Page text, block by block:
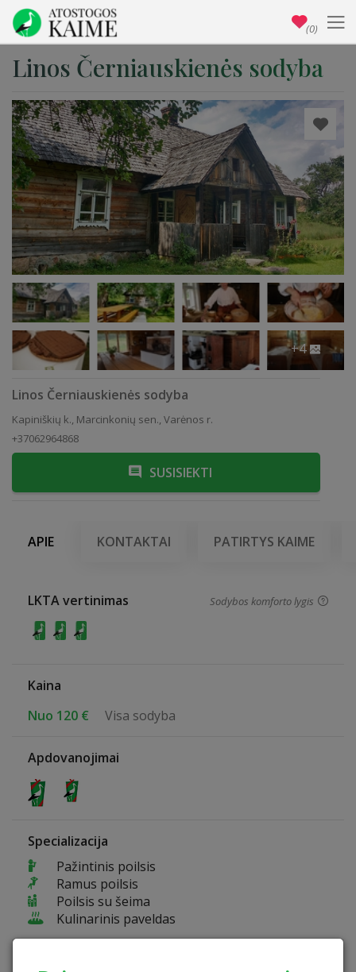
Linos Černiauskienės sodyba
+4
Linos Černiauskienės sodyba
Kapiniškių k., Marcinkonių sen., Varėnos r.
+37062964868
SUSISIEKTI
APIE KONTAKTAI PATIRTYS KAIME
LKTA vertinimas Sodybos komforto lygis
Kaina
Nuo 120 €
Visa sodyba
Apdovanojimai
Specializacija
Pažintinis poilsis
Ramus poilsis
Poilsis su šeima
Kulinarinis paveldas
(0)